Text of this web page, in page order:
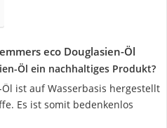
eco Douglasien-Öl
Öl ein nachhaltiges Produkt?
ist auf Wasserbasis hergestellt
Es ist somit bedenkenlos